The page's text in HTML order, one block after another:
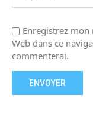
Enregistrez
Web dans ce
commenterai.